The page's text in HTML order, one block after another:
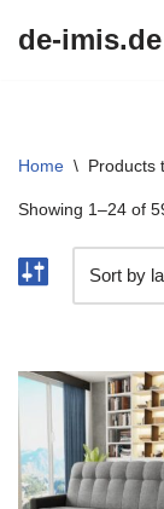
de-imis.de
Home \ Products
Showing 1–24 of